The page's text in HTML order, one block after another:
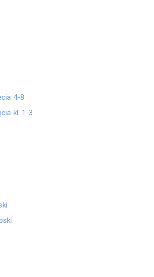
4-8
kl. 1-3